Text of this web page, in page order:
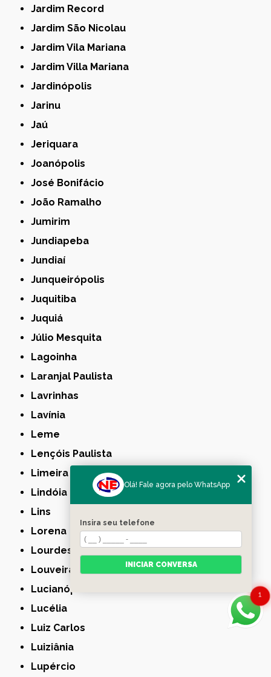
Jardim Record
Jardim São Nicolau
Jardim Vila Mariana
Jardim Villa Mariana
Jardinópolis
Jarinu
Jaú
Jeriquara
Joanópolis
José Bonifácio
João Ramalho
Jumirim
Jundiapeba
Jundiaí
Junqueirópolis
Juquitiba
Juquiá
Júlio Mesquita
Lagoinha
Laranjal Paulista
Lavrinhas
Lavínia
Leme
Lençóis Paulista
Limeira
Lindóia
Lins
Lorena
Lourdes
Louveira
Lucianópolis
Lucélia
Luiz Carlos
Luiziânia
Lupércio
1
Olá! Fale agora pelo WhatsApp
Insira seu telefone
INICIAR CONVERSA